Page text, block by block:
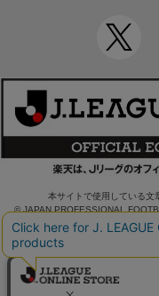
本サイトで使用している文
© JAPAN PROFESSIONAL